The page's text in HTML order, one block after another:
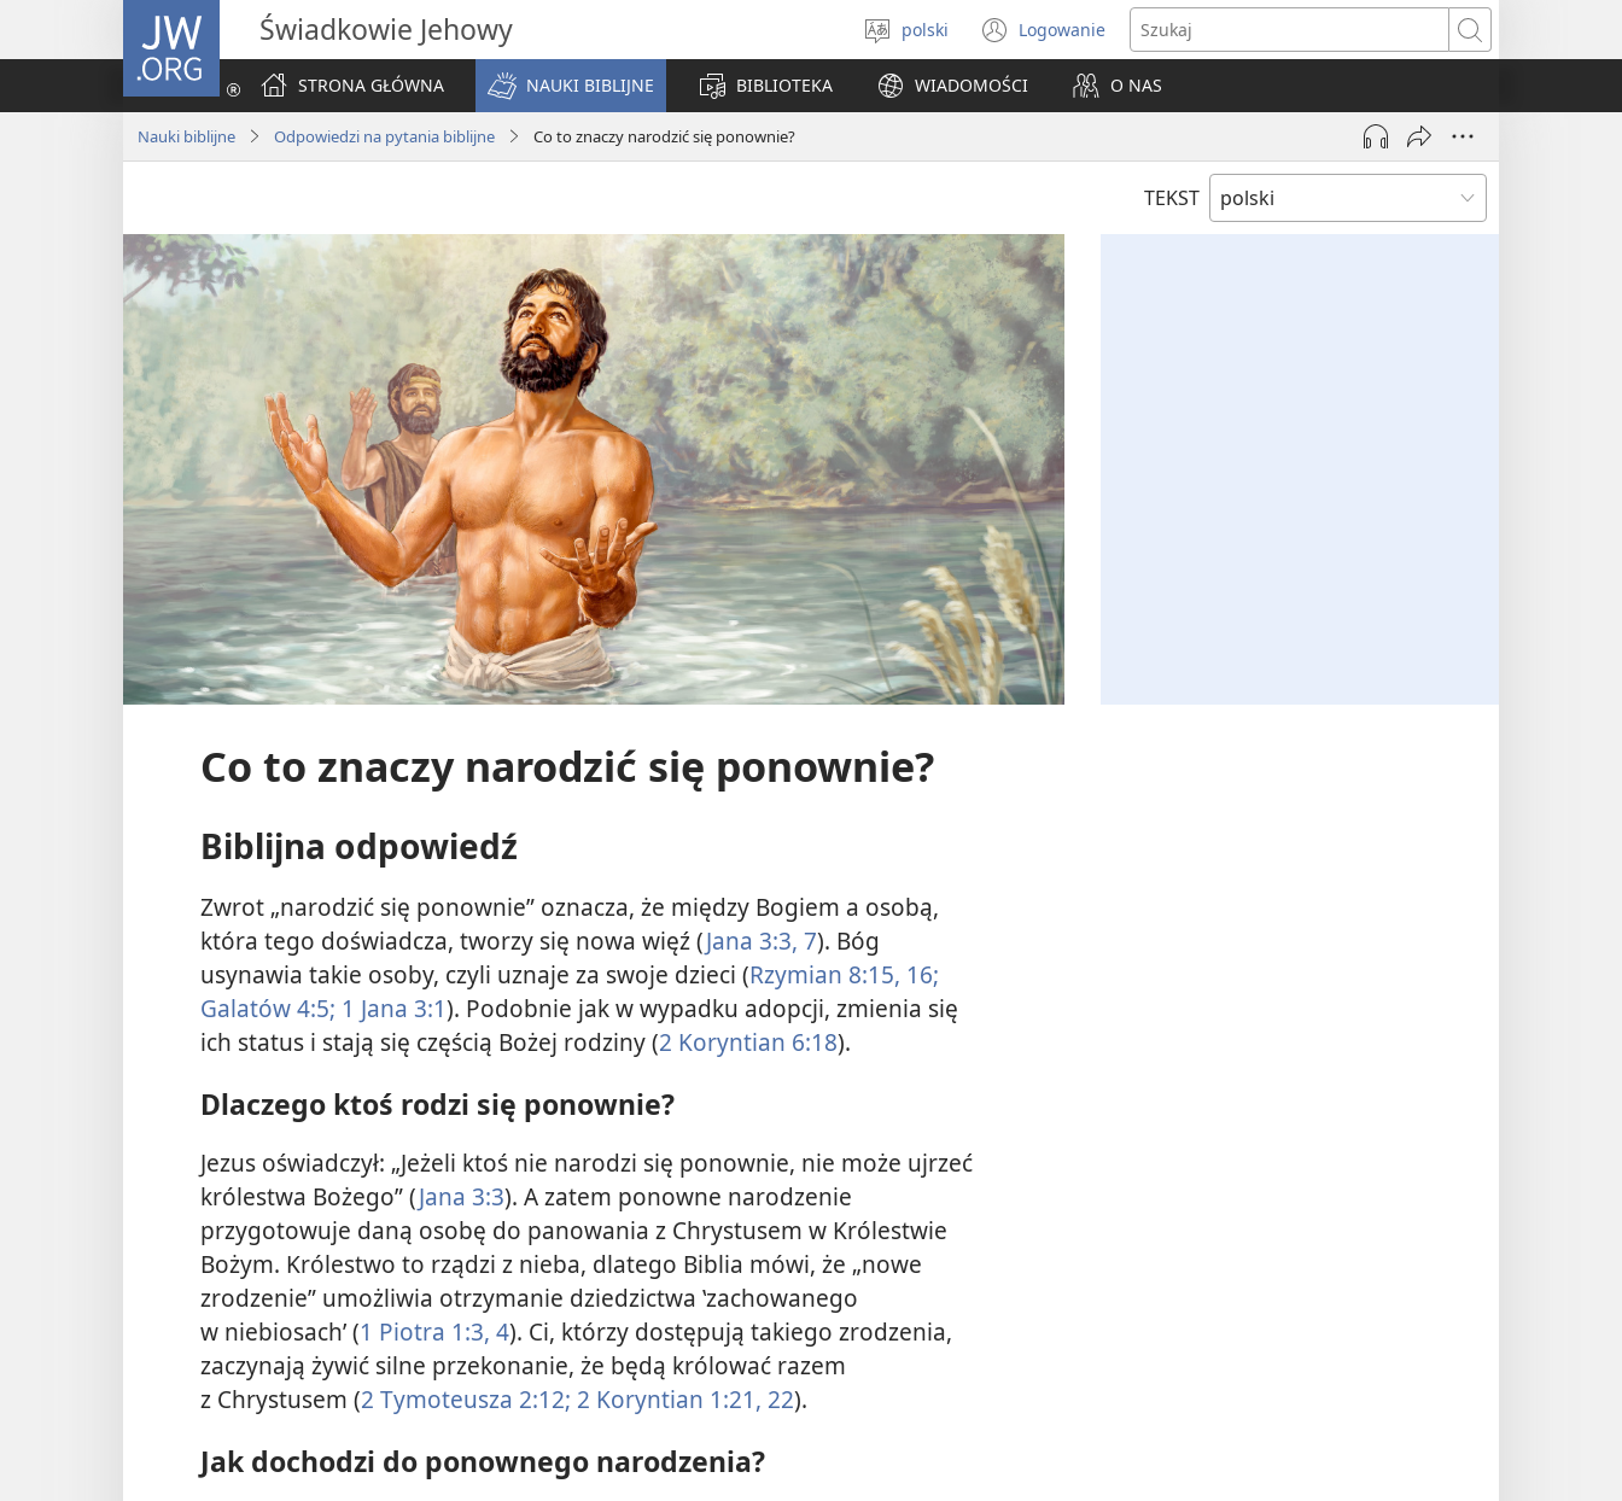
JW.ORG Świadkowie Jehowy
Wybór
języka
polski Logowanie
(opens
new
window)
Szukaj
STRONA GŁÓWNA
NAUKI BIBLIJNE BIBLIOTEKA WIADOMOŚCI O NAS
Nauki biblijne Odpowiedzi na pytania biblijne Co to znaczy narodzić się ponownie?
TEKST
Co to znaczy narodzić się ponownie?
Biblijna odpowiedź
Zwrot „narodzić się ponownie” oznacza, że między Bogiem a osobą,
która tego doświadcza, tworzy się nowa więź (Jana 3:3, 7). Bóg
usynawia takie osoby, czyli uznaje za swoje dzieci (Rzymian 8:15, 16;
Galatów 4:5; 1 Jana 3:1). Podobnie jak w wypadku adopcji, zmienia się
ich status i stają się częścią Bożej rodziny (2 Koryntian 6:18).
Dlaczego ktoś rodzi się ponownie?
Jezus oświadczył: „Jeżeli ktoś nie narodzi się ponownie, nie może ujrzeć
królestwa Bożego” ​(Jana 3:3). A zatem ponowne narodzenie
przygotowuje daną osobę do panowania z Chrystusem w Królestwie
Bożym. Królestwo to rządzi z nieba, dlatego Biblia mówi, że „nowe
zrodzenie” umożliwia otrzymanie dziedzictwa ‛zachowanego
w niebiosach’ (1 Piotra 1:3, 4). Ci, którzy dostępują takiego zrodzenia,
zaczynają żywić silne przekonanie, że będą królować razem
z Chrystusem (2 Tymoteusza 2:12; 2 Koryntian 1:21, 22).
Jak dochodzi do ponownego narodzenia?